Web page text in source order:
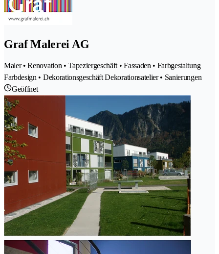
Graf Malerei AG
Maler • Renovation • Tapeziergeschäft • Fassaden • Farbgestaltung
Farbdesign • Dekorationsgeschäft Dekorationsatelier • Sanierungen
Geöffnet